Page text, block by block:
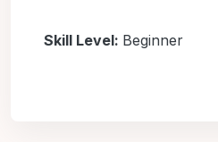
Skill Level: Beginner